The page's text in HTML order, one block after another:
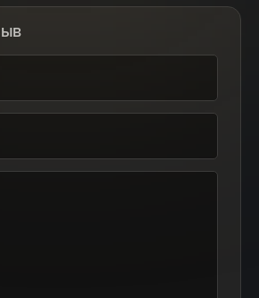
Москвы от ордынского
— сретение (встреча) иконы в
Тамерлана в 1395 году.
также связывают избавление
эмира Едигея в 1408 году.
на Руси
святому киевскому князю